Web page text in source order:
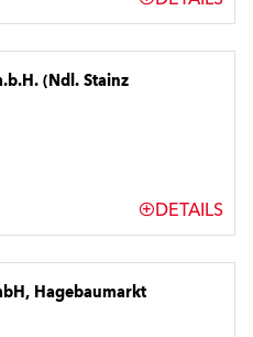
(Ndl. Stainz
DETAILS
Hagebaumarkt